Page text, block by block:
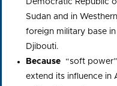
Sudan and in
foreign military base
Djibouti.
Because
“soft
extend its influence in